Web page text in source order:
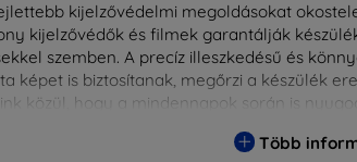
kijelzővédelmi megoldásokat
kijelzővédők és filmek garantálják
szemben. A precíz illeszkedésű és
képet is biztosítanak, megőrzi a készülék
közül, hogy a mindennapok során is
Több